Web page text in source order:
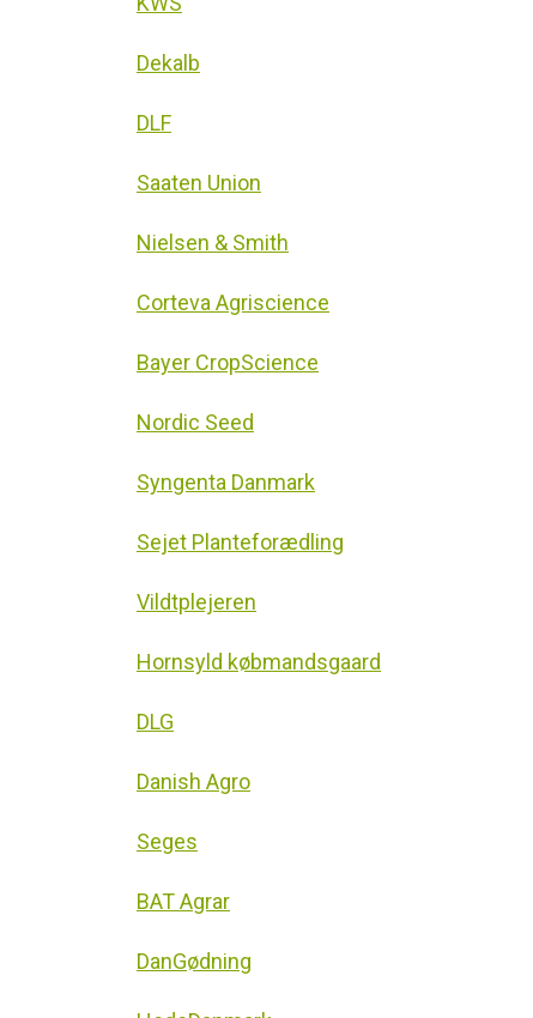
Dekalb
DLF
Saaten Union
Nielsen & Smith
Corteva Agriscience
Bayer CropScience
Nordic Seed
Syngenta Danmark
Sejet Planteforædling
Vildtplejeren
Hornsyld købmandsgaard
DLG
Danish Agro
Seges
BAT Agrar
DanGødning